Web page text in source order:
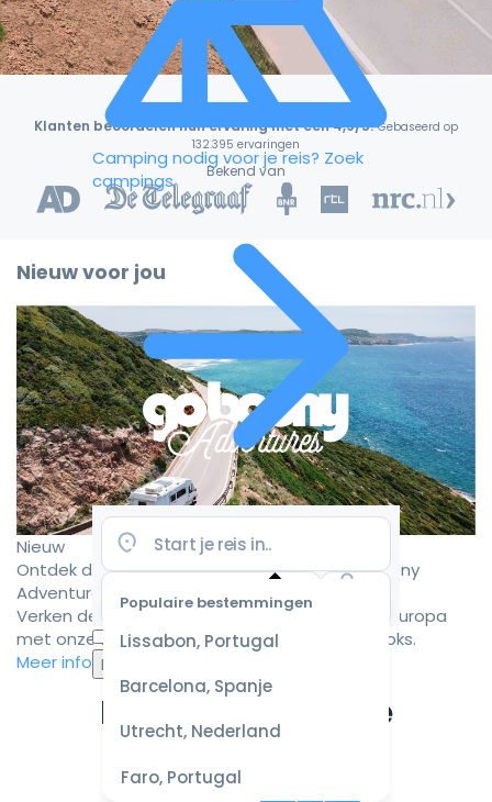
Camping nodig voor je reis? Zoek
campings
Populaire bestemmingen
Lissabon, Portugal
Barcelona, Spanje
Utrecht, Nederland
Faro, Portugal
Selecteer
datum
voor de
beste
prijzen
Klanten beoordelen hun ervaring met een 4,9/5! Gebaseerd op
132.395 ervaringen
Bekend van
Nieuw voor jou
Nieuw
Ontdek de mooiste camperroutes met Goboony
Adventures
Verken de mooiste camperbestemmingen in Europa
met onze zorgvuldig samengestelde roadbooks.
Meer informatie
Ervaar de ultieme
campervakantie